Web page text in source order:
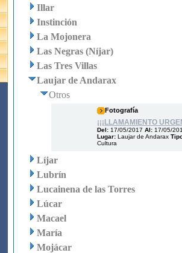
Illar
Instinción
La Mojonera
Las Negras (Níjar)
Las Tres Villas
Laujar de Andarax
Otros
Fotografía
¡¡¡LLAMAMIENTO
Del: 17/05/2017 Al: 17/05/
Lugar: Laujar de Andarax
Cultura
Líjar
Lubrín
Lucainena de las Torres
Lúcar
Macael
María
Mojácar